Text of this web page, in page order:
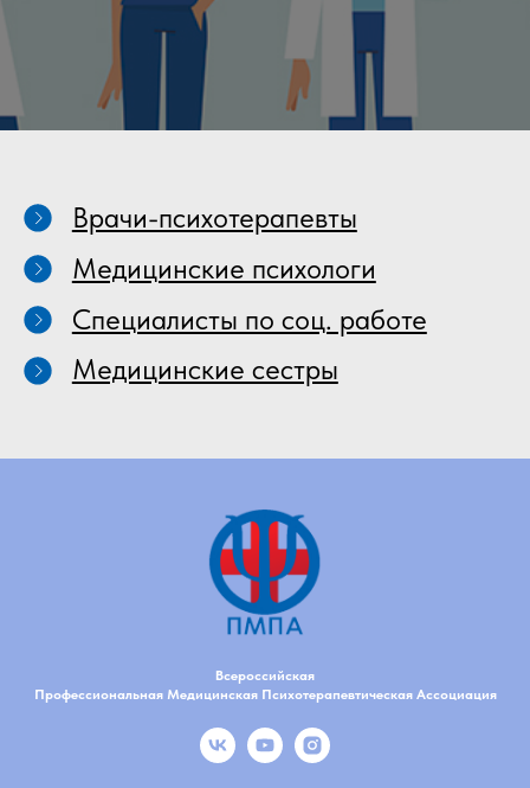
Врачи-психотерапевты
Медицинские психологи
Специалисты по соц. работе
Медицинские сестры
Всероссийская
Профессиональная Медицинская Психотерапевтическая Ассоциация